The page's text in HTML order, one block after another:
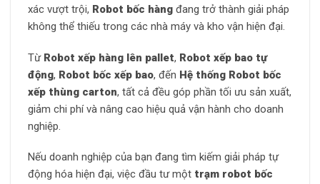
xác vượt trội, Robot bốc hàng đang trở thành giải pháp
không thể thiếu trong các nhà máy và kho vận hiện đại.
Từ Robot xếp hàng lên pallet, Robot xếp bao tự
động, Robot bốc xếp bao, đến Hệ thống Robot bốc
xếp thùng carton, tất cả đều góp phần tối ưu sản xuất,
giảm chi phí và nâng cao hiệu quả vận hành cho doanh
nghiệp.
Nếu doanh nghiệp của bạn đang tìm kiếm giải pháp tự
động hóa hiện đại, việc đầu tư một trạm robot bốc